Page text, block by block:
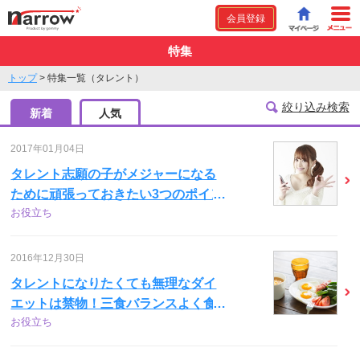
会員登録
特集
トップ> 特集一覧（タレント）
新着 人気 絞り込み検索
2017年01月04日
タレント志願の子がメジャーになる
ために頑張っておきたい3つのポイン
ト
お役立ち
2016年12月30日
タレントになりたくても無理なダイ
エットは禁物！三食バランスよく食
べる必要性は？
お役立ち